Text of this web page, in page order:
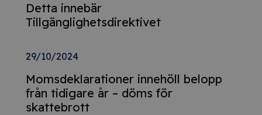
Detta innebär
Tillgänglighetsdirektivet
29/10/2024
Momsdeklarationer innehöll belopp
från tidigare år – döms för
skattebrott